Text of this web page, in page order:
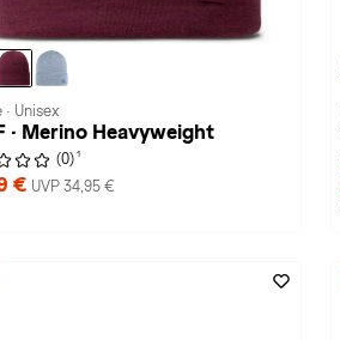
· Unisex
· Merino Heavyweight
(0) 1
€ UVP 34,95 €